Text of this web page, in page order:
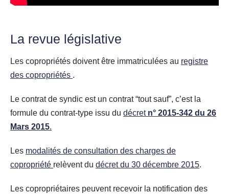
La revue législative
Les copropriétés doivent être immatriculées au registre
des copropriétés .
Le contrat de syndic est un contrat “tout sauf”, c’est la
formule du contrat-type issu du décret n° 2015-342 du 26
Mars 2015.
Les modalités de consultation des charges de
copropriété relèvent du décret du 30 décembre 2015.
Les copropriétaires peuvent recevoir la notification des